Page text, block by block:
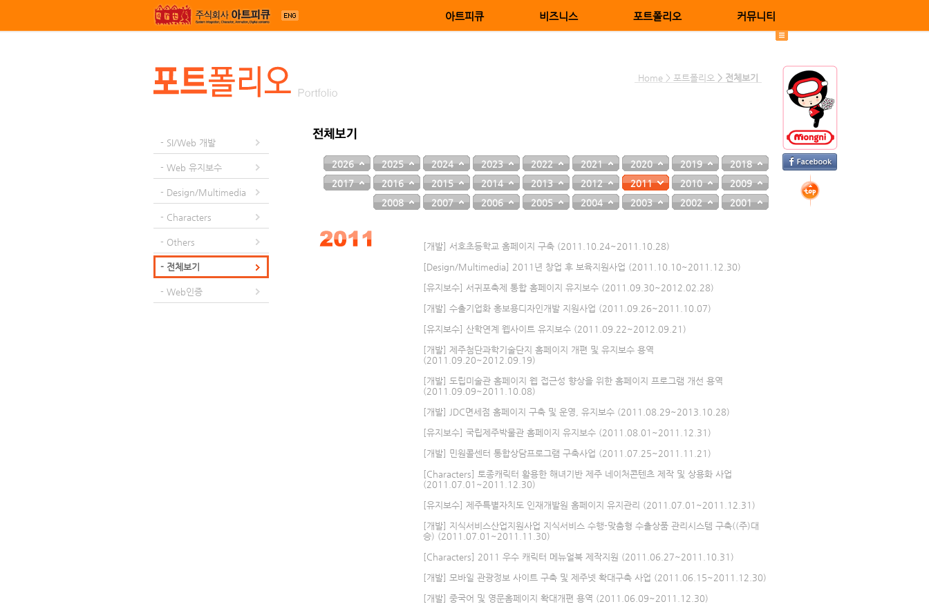
아트피큐 비즈니스 포트폴리오 커뮤니티
- SI/Web 개발
- Web 유지보수
- Design/Multimedia
- Characters
- Others
- 전체보기
- Web인증
Home > 포트폴리오 > 전체보기
2026 2025 2024 2023 2022 2021 2020 2019
2018
2017
2016 2015 2014 2013 2012 2011 2010
2009
2008
2007 2006 2005 2004 2003 2002 2001
[개발] 서호초등학교 홈페이지 구축 (2011.10.24~2011.10.28)
[Design/Multimedia] 2011년 창업 후 보육지원사업 (2011.10.10~2011.12.30)
[유지보수] 서귀포축제 통합 홈페이지 유지보수 (2011.09.30~2012.02.28)
[개발] 수출기업화 홍보용디자인개발 지원사업 (2011.09.26~2011.10.07)
[유지보수] 산학연계 웹사이트 유지보수 (2011.09.22~2012.09.21)
[개발] 제주첨단과학기술단지 홈페이지 개편 및 유지보수 용역
(2011.09.20~2012.09.19)
[개발] 도립미술관 홈페이지 웹 접근성 향상을 위한 홈페이지 프로그램 개선 용역
(2011.09.09~2011.10.08)
[개발] JDC면세점 홈페이지 구축 및 운영, 유지보수 (2011.08.29~2013.10.28)
[유지보수] 국립제주박물관 홈페이지 유지보수 (2011.08.01~2011.12.31)
[개발] 민원콜센터 통합상담프로그램 구축사업 (2011.07.25~2011.11.21)
[Characters] 토종캐릭터 활용한 해녀기반 제주 네이처콘텐츠 제작 및 상용화 사업
(2011.07.01~2011.12.30)
[유지보수] 제주특별자치도 인재개발원 홈페이지 유지관리 (2011.07.01~2011.12.31)
[개발] 지식서비스산업지원사업 지식서비스 수행-맞춤형 수출상품 관리시스템 구축((주)대
승) (2011.07.01~2011.11.30)
[Characters] 2011 우수 캐릭터 메뉴얼북 제작지원 (2011.06.27~2011.10.31)
[개발] 모바일 관광정보 사이트 구축 및 제주넷 확대구축 사업 (2011.06.15~2011.12.30)
[개발] 중국어 및 영문홈페이지 확대개편 용역 (2011.06.09~2011.12.30)